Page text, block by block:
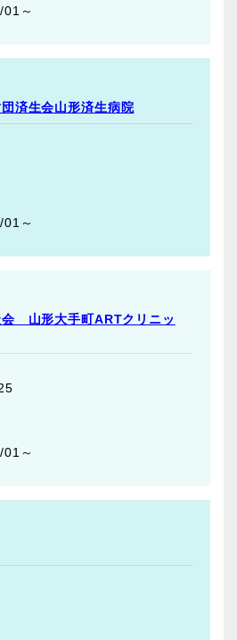
～
済生会山形済生病院
～
山形大手町ARTクリニッ
～